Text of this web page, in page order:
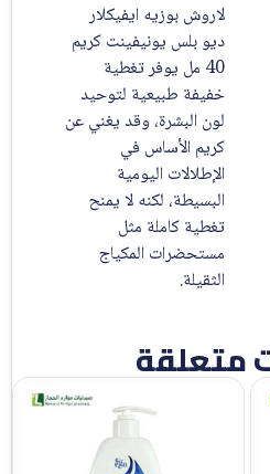
لاروش بوزيه ايفيكلار
ديو بلس يونيفينت كريم
40 مل يوفر تغطية
خفيفة طبيعية لتوحيد
لون البشرة، وقد يغني عن
كريم الأساس في
الإطلالات اليومية
البسيطة، لكنه لا يمنح
تغطية كاملة مثل
مستحضرات المكياج
الثقيلة.